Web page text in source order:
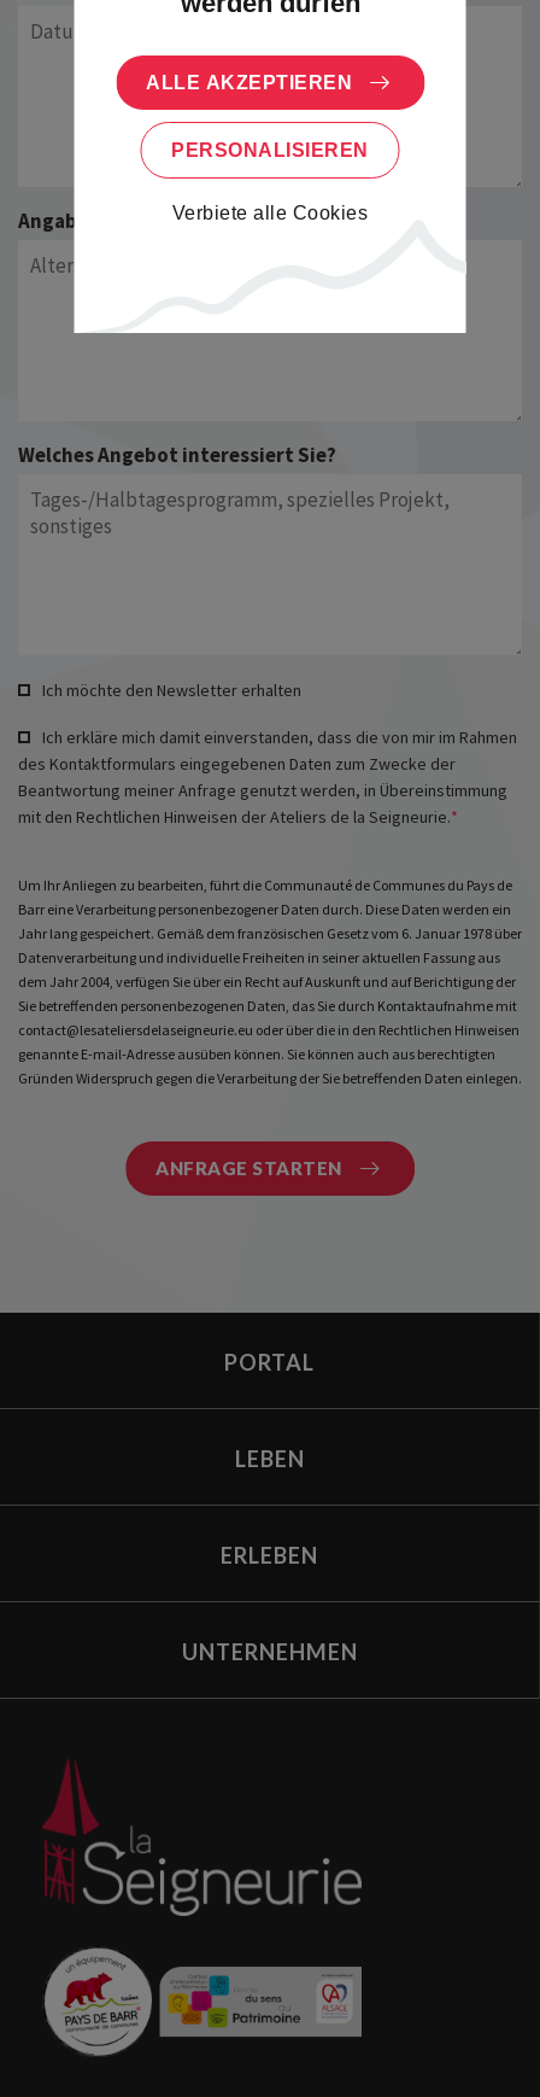
Angaben zur Gruppe
Welches Angebot interessiert Sie?
Ich möchte den Newsletter erhalten
Ich erkläre mich damit einverstanden, dass die von mir im Rahmen
des Kontaktformulars eingegebenen Daten zum Zwecke der
Beantwortung meiner Anfrage genutzt werden, in Übereinstimmung
mit den Rechtlichen Hinweisen der Ateliers de la Seigneurie.*
Statusmeldung
Um Ihr Anliegen zu bearbeiten, führt die Communauté de Communes du Pays de
Barr eine Verarbeitung personenbezogener Daten durch. Diese Daten werden ein
Jahr lang gespeichert. Gemäß dem französischen Gesetz vom 6. Januar 1978 über
Datenverarbeitung und individuelle Freiheiten in seiner aktuellen Fassung aus
dem Jahr 2004, verfügen Sie über ein Recht auf Auskunft und auf Berichtigung der
Sie betreffenden personenbezogenen Daten, das Sie durch Kontaktaufnahme mit
contact@lesateliersdelaseigneurie.eu oder über die in den Rechtlichen Hinweisen
genannte E-mail-Adresse ausüben können. Sie können auch aus berechtigten
Gründen Widerspruch gegen die Verarbeitung der Sie betreffenden Daten einlegen.
PORTAL
LEBEN
ERLEBEN
UNTERNEHMEN
ALLE AKZEPTIEREN
PERSONALISIEREN
Verbiete alle Cookies